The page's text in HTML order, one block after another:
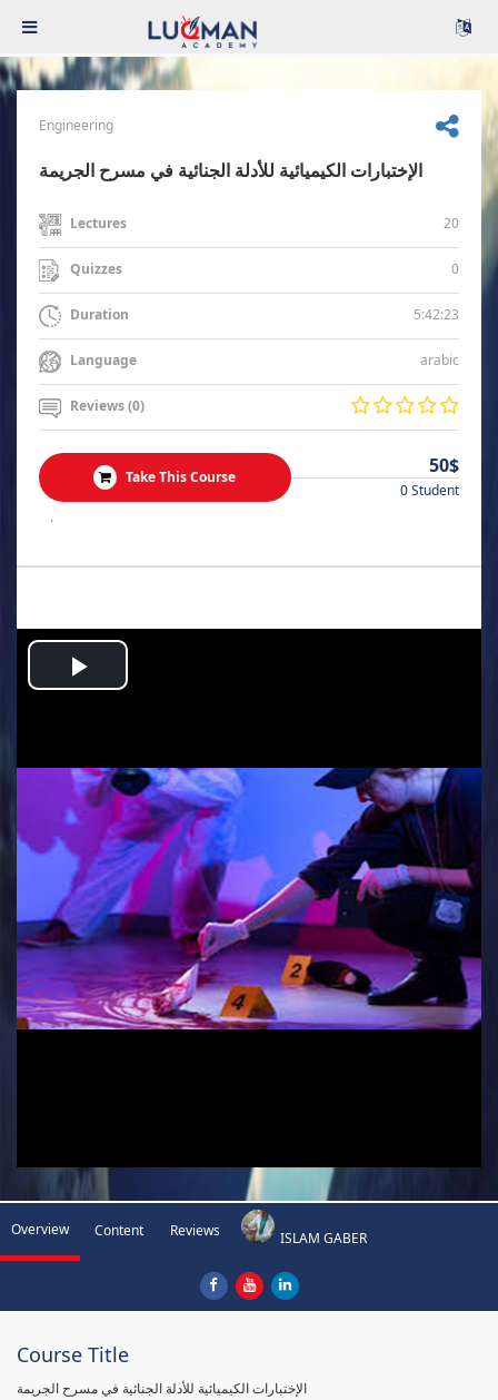
Engineering
الإختبارات الكيميائية للأدلة الجنائية في مسرح الجريمة
Lectures 20
Quizzes 0
Duration 5:42:23
Language arabic
Reviews (0)
Take This Course 50$
0 Student
.
Play
Overview Content Reviews ISLAM GABER
Course Title
الإختبارات الكيميائية للأدلة الجنائية في مسرح الجريمة